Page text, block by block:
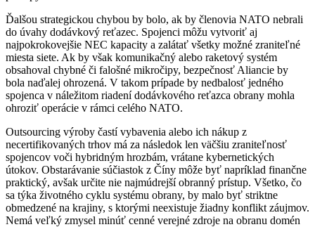
Ďalšou strategickou chybou by bolo, ak by členovia NATO nebrali
do úvahy dodávkový reťazec. Spojenci môžu vytvoriť aj
najpokrokovejšie NEC kapacity a zalátať všetky možné zraniteľné
miesta siete. Ak by však komunikačný alebo raketový systém
obsahoval chybné či falošné mikročipy, bezpečnosť Aliancie by
bola naďalej ohrozená. V takom prípade by nedbalosť jedného
spojenca v náležitom riadení dodávkového reťazca obrany mohla
ohroziť operácie v rámci celého NATO.
Outsourcing výroby častí vybavenia alebo ich nákup z
necertifikovaných trhov má za následok len väčšiu zraniteľnosť
spojencov voči hybridným hrozbám, vrátane kybernetických
útokov. Obstarávanie súčiastok z Číny môže byť napríklad finančne
praktický, avšak určite nie najmúdrejší obranný prístup. Všetko, čo
sa týka životného cyklu systému obrany, by malo byť striktne
obmedzené na krajiny, s ktorými neexistuje žiadny konflikt záujmov.
Nemá veľký zmysel minúť cenné verejné zdroje na obranu domén